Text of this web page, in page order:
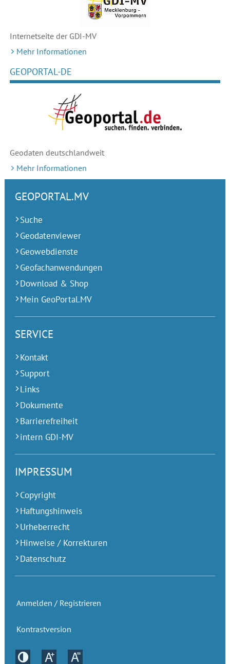
Internetseite der GDI-MV
Mehr Informationen
GEOPORTAL-DE
Geodaten deutschlandweit
Mehr Informationen
GEOPORTAL.MV
Suche
Geodatenviewer
Geowebdienste
Geofachanwendungen
Download & Shop
Mein GeoPortal.MV
SERVICE
Kontakt
Support
Links
Dokumente
Barrierefreiheit
intern GDI-MV
IMPRESSUM
Copyright
Haftungshinweis
Urheberrecht
Hinweise / Korrekturen
Datenschutz
Anmelden / Registrieren
Kontrastversion
Kontrastversion